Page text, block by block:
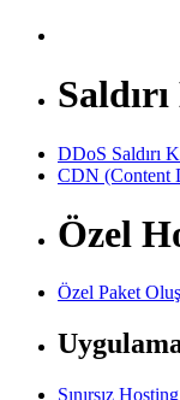
DDoS Saldırı
CDN (Content
Özel
Özel Paket
Sınırsız Hosting